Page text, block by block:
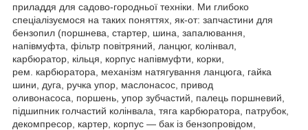
приладдя для садово-городньої техніки. Ми глибоко
спеціалізуємося на таких поняттях, як-от: запчастини для
бензопил (поршнева, стартер, шина, запалювання,
напівмуфта, фільтр повітряний, ланцюг, колінвал,
карбюратор, кільця, корпус напівмуфти, корки,
рем. карбюратора, механізм натягування ланцюга, гайка
шини, дуга, ручка упор, маслонасос, привод
оливонасоса, поршень, упор зубчастий, палець поршневий,
підшипник голчастий колінвала, тяга карбюратора, патрубок,
декомпресор, картер, корпус — бак із бензопровідом,